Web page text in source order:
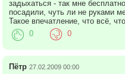
задыхаться - так мне
посадили, чуть ли не руками
Такое впечатление, что всё,
0 0
Пётр 27.02.2009 00:00